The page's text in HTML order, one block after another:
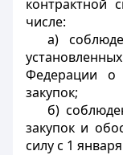
контрактной
числе:
а)
Федерации о
закупок;
б)
закупок и
силу с 1